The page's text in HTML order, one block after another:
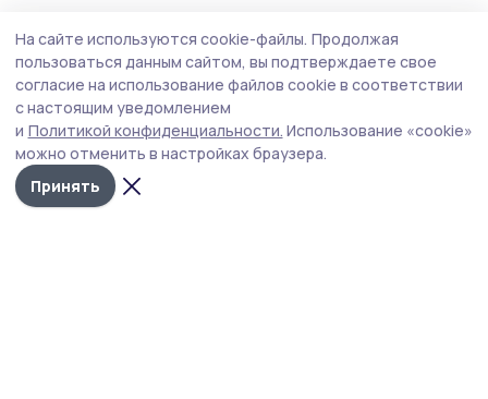
На сайте используются cookie-файлы. Продолжая
пользоваться данным сайтом, вы подтверждаете свое
согласие на использование файлов cookie в соответствии
с настоящим уведомлением
и Политикой конфиденциальности. Использование «cookie»
можно отменить в настройках браузера.
Принять